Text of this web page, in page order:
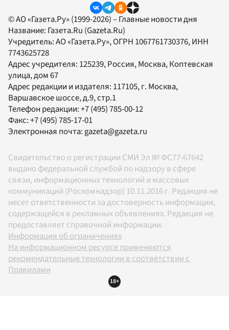
© АО «Газета.Ру» (1999-2026) – Главные новости дня
Название: Газета.Ru (Gazeta.Ru)
Учредитель:АО «Газета.Ру», ОГРН 1067761730376, ИНН
7743625728
Адрес учредителя: 125239, Россия, Москва, Коптевская
улица, дом 67
Адрес редакции и издателя: 117105, г. Москва,
Варшавское шоссе, д.9, стр.1
Телефон редакции:+7 (495) 785-00-12
Факс:+7 (495) 785-17-01
Электронная почта:gazeta@gazeta.ru
Свидетельство о регистрации СМИ Эл № ФС77-67642
выдано федеральной службой по надзору в сфере
связи, информационных технологий и массовых
коммуникаций (Роскомнадзор) 10.11.2016 г. Редакция не
несет ответственности за достоверность информации,
содержащейся в рекламных объявлениях. Редакция не
предоставляет справочной информации.
Информация об ограничениях
На информационном ресурсе применяются
рекомендательные технологии в соответствии с
Правилами
18+